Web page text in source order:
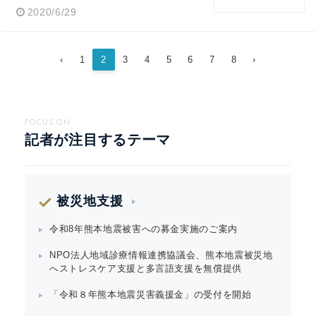
2020/6/29
‹ 1 2 3 4 5 6 7 8 ›
FOCUS ON
記者が注目するテーマ
被災地支援
令和8年熊本地震被害への募金実施のご案内
NPO法人地域診療情報連携協議会、熊本地震被災地
へストレスケア支援と多言語支援を無償提供
「令和８年熊本地震災害義援金」の受付を開始